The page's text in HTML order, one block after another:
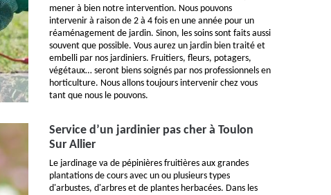
mener à bien notre intervention. Nous pouvons
intervenir à raison de 2 à 4 fois en une année pour un
réaménagement de jardin. Sinon, les soins sont faits aussi
souvent que possible. Vous aurez un jardin bien traité et
embelli par nos jardiniers. Fruitiers, fleurs, potagers,
végétaux… seront biens soignés par nos professionnels en
horticulture. Nous allons toujours intervenir chez vous
tant que nous le pouvons.
Service d’un jardinier pas cher à Toulon
Sur Allier
Le jardinage va de pépinières fruitières aux grandes
plantations de cours avec un ou plusieurs types
d'arbustes, d'arbres et de plantes herbacées. Dans les